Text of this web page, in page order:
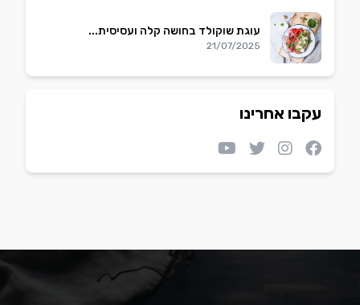
עוגת שוקולד בחושה קלה ועסיסית...
21/07/2025
עקבו אחרינו